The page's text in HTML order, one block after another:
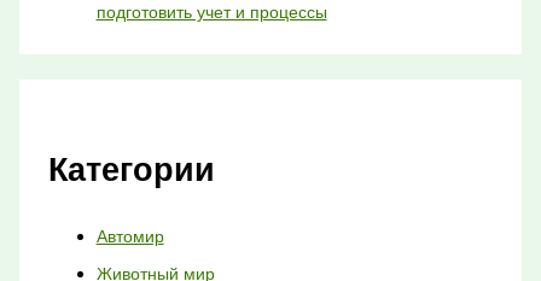
подготовить учет и процессы
Категории
Автомир
Животный мир